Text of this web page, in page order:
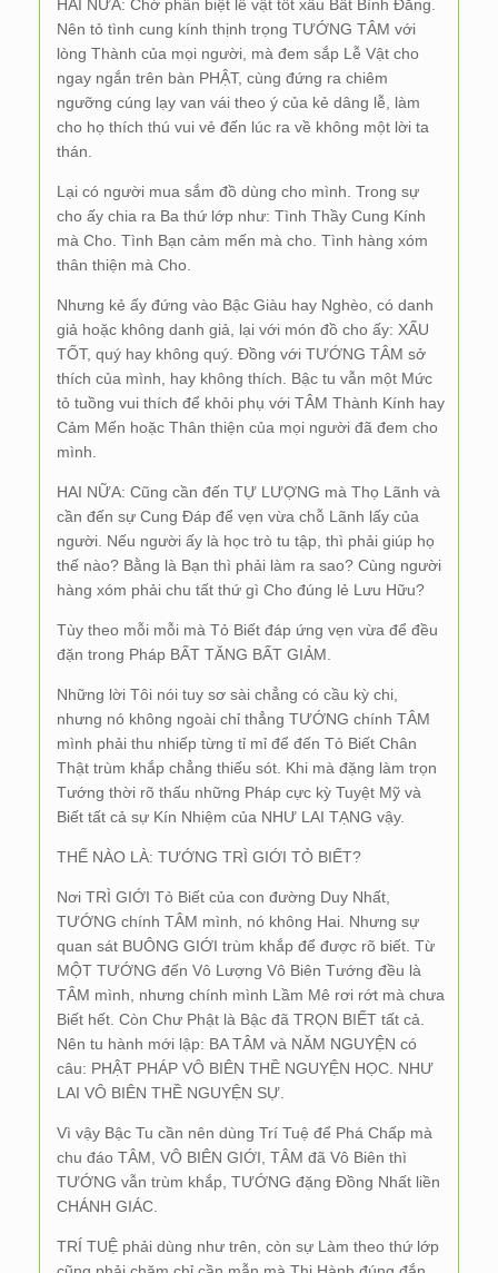
HAI NỮA: Chớ phân biệt lễ vật tốt xấu Bất Bình Đẳng.
Nên tỏ tình cung kính thịnh trọng TƯỚNG TÂM với
lòng Thành của mọi người, mà đem sắp Lễ Vật cho
ngay ngắn trên bàn PHẬT, cùng đứng ra chiêm
ngưỡng cúng lạy van vái theo ý của kẻ dâng lễ, làm
cho họ thích thú vui vẻ đến lúc ra về không một lời ta
thán.
Lại có người mua sắm đồ dùng cho mình. Trong sự
cho ấy chia ra Ba thứ lớp như: Tình Thầy Cung Kính
mà Cho. Tình Bạn cảm mến mà cho. Tình hàng xóm
thân thiện mà Cho.
Nhưng kẻ ấy đứng vào Bậc Giàu hay Nghèo, có danh
giả hoặc không danh giả, lại với món đồ cho ấy: XẤU
TỐT, quý hay không quý. Đồng với TƯỚNG TÂM sở
thích của mình, hay không thích. Bậc tu vẫn một Mức
tỏ tuồng vui thích để khỏi phụ với TÂM Thành Kính hay
Cảm Mến hoặc Thân thiện của mọi người đã đem cho
mình.
HAI NỮA: Cũng cần đến TỰ LƯỢNG mà Thọ Lãnh và
cần đến sự Cung Đáp để vẹn vừa chỗ Lãnh lấy của
người. Nếu người ấy là học trò tu tập, thì phải giúp họ
thế nào? Bằng là Bạn thì phải làm ra sao? Cùng người
hàng xóm phải chu tất thứ gì Cho đúng lẻ Lưu Hữu?
Tùy theo mỗi mỗi mà Tỏ Biết đáp ứng vẹn vừa để đều
đặn trong Pháp BẤT TĂNG BẤT GIẢM.
Những lời Tôi nói tuy sơ sài chẳng có cầu kỳ chi,
nhưng nó không ngoài chỉ thẳng TƯỚNG chính TÂM
mình phải thu nhiếp từng tỉ mỉ để đến Tỏ Biết Chân
Thật trùm khắp chẳng thiếu sót. Khi mà đặng làm trọn
Tướng thời rõ thấu những Pháp cực kỳ Tuyệt Mỹ và
Biết tất cả sự Kín Nhiệm của NHƯ LAI TẠNG vậy.
THẾ NÀO LÀ: TƯỚNG TRÌ GIỚI TỎ BIẾT?
Nơi TRÌ GIỚI Tỏ Biết của con đường Duy Nhất,
TƯỚNG chính TÂM mình, nó không Hai. Nhưng sự
quan sát BUÔNG GIỚI trùm khắp để được rõ biết. Từ
MỘT TƯỚNG đến Vô Lượng Vô Biên Tướng đều là
TÂM mình, nhưng chính mình Lầm Mê rơi rớt mà chưa
Biết hết. Còn Chư Phật là Bậc đã TRỌN BIẾT tất cả.
Nên tu hành mới lập: BA TÂM và NĂM NGUYỆN có
câu: PHẬT PHÁP VÔ BIÊN THỀ NGUYỆN HỌC. NHƯ
LAI VÔ BIÊN THỀ NGUYỆN SỰ.
Vì vậy Bậc Tu cần nên dùng Trí Tuệ để Phá Chấp mà
chu đáo TÂM, VÔ BIÊN GIỚI, TÂM đã Vô Biên thì
TƯỚNG vẫn trùm khắp, TƯỚNG đặng Đồng Nhất liền
CHÁNH GIÁC.
TRÍ TUỆ phải dùng như trên, còn sự Làm theo thứ lớp